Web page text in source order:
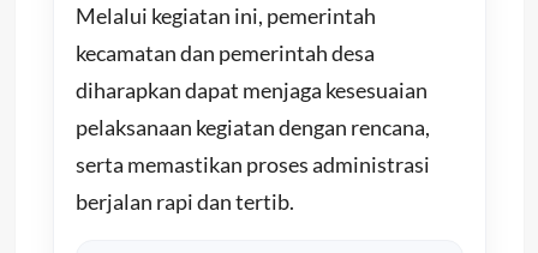
Melalui kegiatan ini, pemerintah
kecamatan dan pemerintah desa
diharapkan dapat menjaga kesesuaian
pelaksanaan kegiatan dengan rencana,
serta memastikan proses administrasi
berjalan rapi dan tertib.